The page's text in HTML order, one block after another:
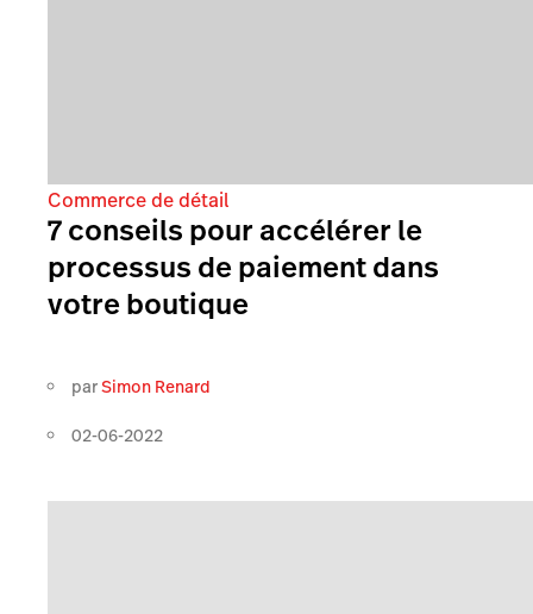
Commerce de détail
7 conseils pour accélérer le
processus de paiement dans
votre boutique
parSimon Renard
02-06-2022